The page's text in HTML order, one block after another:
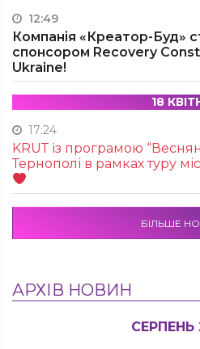
12:49
Компанія «Креатор-Буд»
спонсором Recovery
Ukraine!
18
17:24
KRUТ із програмою
Тернополі в рамках туру
БІЛЬШЕ
АРХІВ НОВИН
СЕРПЕНЬ